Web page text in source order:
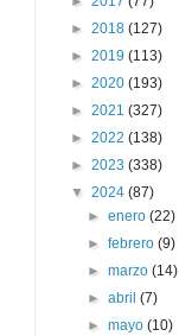
► 2018 (127)
► 2019 (113)
► 2020 (193)
► 2021 (327)
► 2022 (138)
► 2023 (338)
▼ 2024 (87)
►enero(22)
►febrero(9)
►marzo(14)
►abril(7)
►mayo(10)